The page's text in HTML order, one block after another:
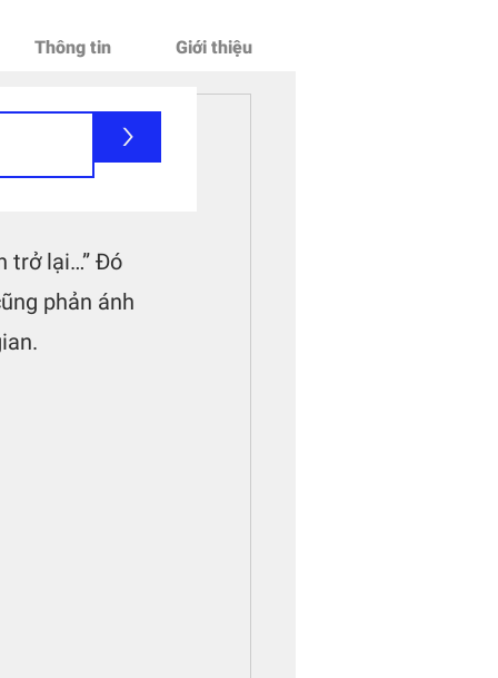
Thông tin Giới thiệu
gian
trở lại…” Đó
phản ánh
>